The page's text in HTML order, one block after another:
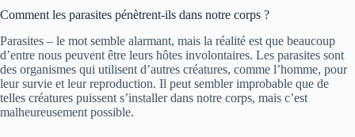
Comment les parasites pénètrent-ils dans notre corps ?
Parasites – le mot semble alarmant, mais la réalité est que beaucoup
d’entre nous peuvent être leurs hôtes involontaires. Les parasites sont
des organismes qui utilisent d’autres créatures, comme l’homme, pour
leur survie et leur reproduction. Il peut sembler improbable que de
telles créatures puissent s’installer dans notre corps, mais c’est
malheureusement possible.